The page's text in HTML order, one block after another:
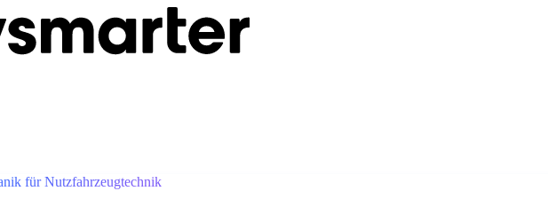
für Nutzfahrzeugtechnik